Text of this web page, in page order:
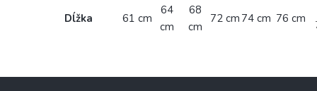
Dĺžka 61 cm
64
cm
68
cm
72 cm 74 cm 76 cm